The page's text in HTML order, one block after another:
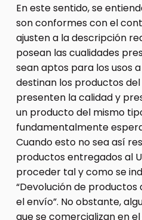
En este sentido, se
son conformes con el
ajusten a la descripción
posean las cualidades
sean aptos para los usos
destinan los productos
presenten la calidad y
un producto del mismo
fundamentalmente
Cuando esto no sea así
productos entregados al
proceder tal y como se
“Devolución de
el envío”. No obstante,
que se comercializan en